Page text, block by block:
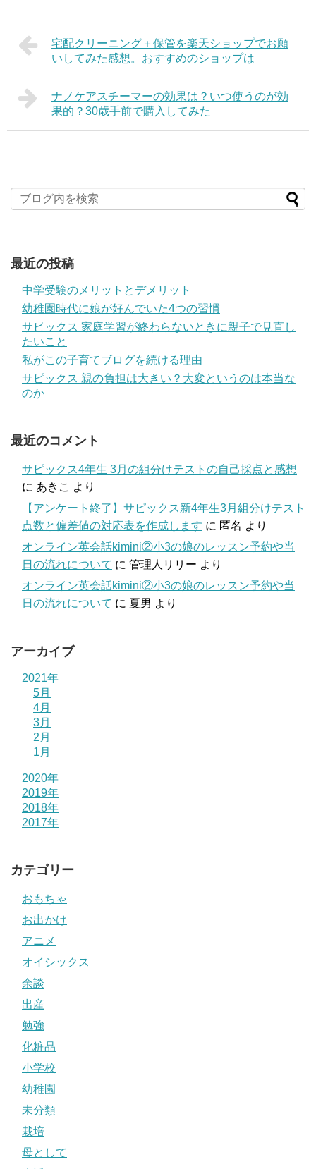
宅配クリーニング＋保管を楽天ショップでお願
いしてみた感想。おすすめのショップは
ナノケアスチーマーの効果は？いつ使うのが効
果的？30歳手前で購入してみた
最近の投稿
中学受験のメリットとデメリット
幼稚園時代に娘が好んでいた4つの習慣
サピックス 家庭学習が終わらないときに親子で見直し
たいこと
私がこの子育てブログを続ける理由
サピックス 親の負担は大きい？大変というのは本当な
のか
最近のコメント
サピックス4年生 3月の組分けテストの自己採点と感想
に あきこ より
【アンケート終了】サピックス新4年生3月組分けテスト
点数と偏差値の対応表を作成します に 匿名 より
オンライン英会話kimini②小3の娘のレッスン予約や当
日の流れについて に 管理人リリー より
オンライン英会話kimini②小3の娘のレッスン予約や当
日の流れについて に 夏男 より
アーカイブ
2021年
5月
4月
3月
2月
1月
2020年
2019年
2018年
2017年
カテゴリー
おもちゃ
お出かけ
アニメ
オイシックス
余談
出産
勉強
化粧品
小学校
幼稚園
未分類
栽培
母として